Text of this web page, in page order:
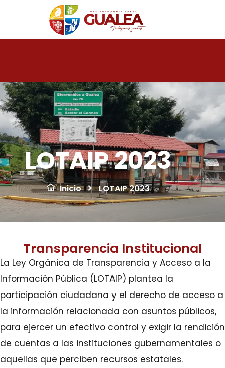
LOTAIP 2023
Inicio LOTAIP 2023
Transparencia Institucional
La Ley Orgánica de Transparencia y Acceso a la
Información Pública (LOTAIP) plantea la
participación ciudadana y el derecho de acceso a
la información relacionada con asuntos públicos,
para ejercer un efectivo control y exigir la rendición
de cuentas a las instituciones gubernamentales o
aquellas que perciben recursos estatales.